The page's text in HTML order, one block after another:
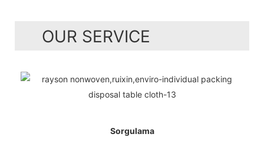
OUR SERVICE
Sorgulama